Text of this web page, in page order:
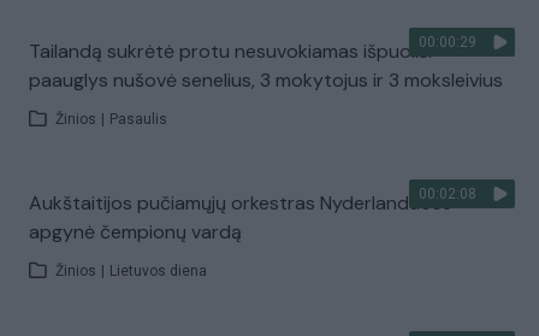
00:00:29
Tailandą sukrėtė protu nesuvokiamas išpuolis:
paauglys nušovė senelius, 3 mokytojus ir 3 moksleivius
Žinios Pasaulis
00:02:08
Aukštaitijos pučiamųjų orkestras Nyderlanduose
apgynė čempionų vardą
Žinios Lietuvos diena